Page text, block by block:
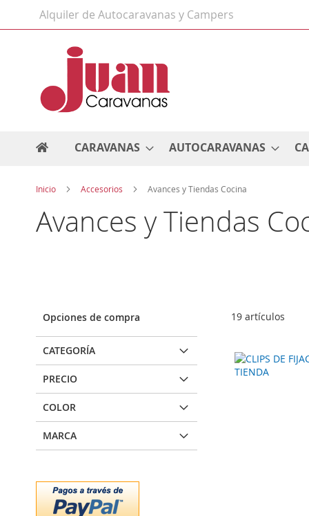
Ir
al
Alquiler de Autocaravanas y Campers
CARAVANAS AUTOCARAVANAS
Inicio Accesorios Avances y Tiendas Cocina
Avances y Tiendas
19 artículos
Opciones de compra
CATEGORÍA
PRECIO
COLOR
MARCA